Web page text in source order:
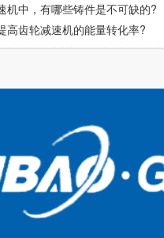
机中，有哪些铸件是不可缺的?
高齿轮减速机的能量转化率?